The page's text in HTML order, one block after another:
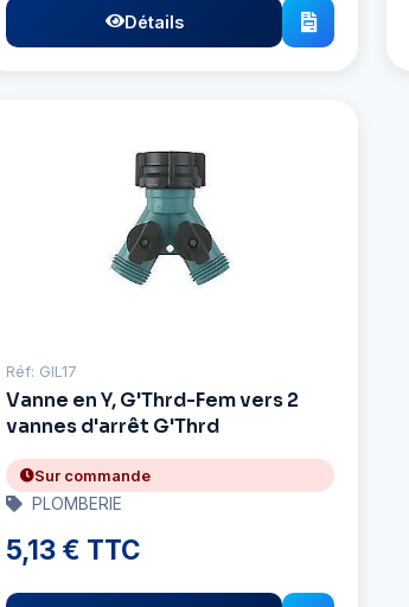
Détails
Réf: GIL17
Vanne en Y, G'Thrd-Fem vers 2
vannes d'arrêt G'Thrd
Sur commande
PLOMBERIE
5,13 € TTC